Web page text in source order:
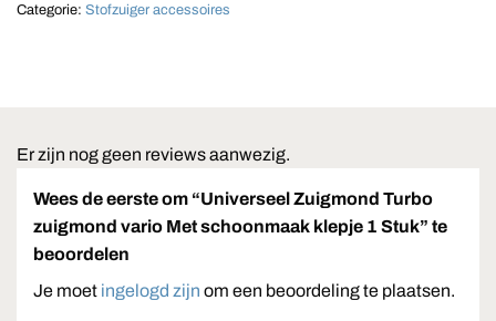
Categorie: Stofzuiger accessoires
Er zijn nog geen reviews aanwezig.
Wees de eerste om “Universeel Zuigmond Turbo
zuigmond vario Met schoonmaak klepje 1 Stuk” te
beoordelen
Je moet ingelogd zijn om een beoordeling te plaatsen.